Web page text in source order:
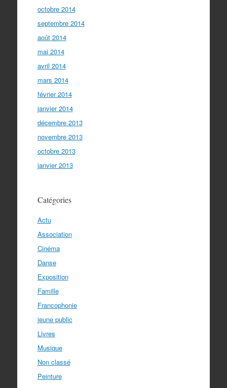
octobre 2014
septembre 2014
août 2014
mai 2014
avril 2014
mars 2014
février 2014
janvier 2014
décembre 2013
novembre 2013
octobre 2013
janvier 2013
Catégories
Actu
Association
Cinéma
Danse
Exposition
Famille
Francophonie
jeune public
Livres
Musique
Non classé
Peinture